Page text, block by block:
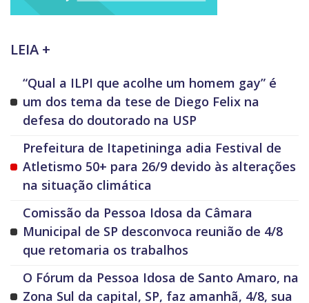
LEIA +
“Qual a ILPI que acolhe um homem gay” é
um dos tema da tese de Diego Felix na
defesa do doutorado na USP
Prefeitura de Itapetininga adia Festival de
Atletismo 50+ para 26/9 devido às alterações
na situação climática
Comissão da Pessoa Idosa da Câmara
Municipal de SP desconvoca reunião de 4/8
que retomaria os trabalhos
O Fórum da Pessoa Idosa de Santo Amaro, na
Zona Sul da capital, SP, faz amanhã, 4/8, sua